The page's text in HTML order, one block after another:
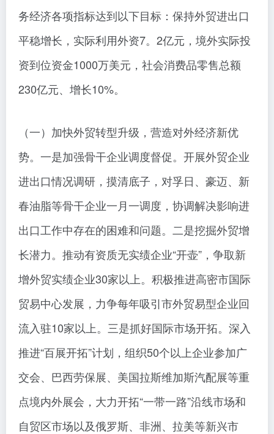
务经济各项指标达到以下目标：保持外贸进出口
平稳增长，实际利用外资7。2亿元，境外实际投
资到位资金1000万美元，社会消费品零售总额
230亿元、增长10%。
（一）加快外贸转型升级，营造对外经济新优
势。一是加强骨干企业调度督促。开展外贸企业
进出口情况调研，摸清底子，对孚日、豪迈、新
春油脂等骨干企业一月一调度，协调解决影响进
出口工作中存在的困难和问题。二是挖掘外贸增
长潜力。推动有资质无实绩企业“开壶”，争取新
增外贸实绩企业30家以上。积极推进高密市国际
贸易中心发展，力争每年吸引市外贸易型企业回
流入驻10家以上。三是抓好国际市场开拓。深入
推进“百展开拓”计划，组织50个以上企业参加广
交会、巴西劳保展、美国拉斯维加斯汽配展等重
点境内外展会，大力开拓“一带一路”沿线市场和
自贸区市场以及俄罗斯、非洲、拉美等新兴市